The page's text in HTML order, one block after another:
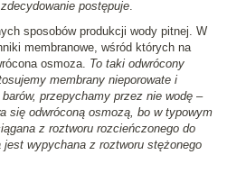
postępuje.
sposobów produkcji wody pitnej. W
membranowe, wśród których na
osmoza. To taki odwrócony
membrany nieporowate i
przepychamy przez nie wodę –
się odwróconą osmozą, bo w typowym
z roztworu rozcieńczonego do
wypychana z roztworu stężonego